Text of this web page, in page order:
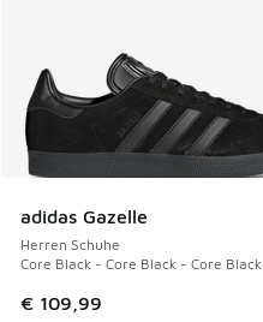
adidas Gazelle
Herren Schuhe
Core Black - Core Black - Core Black
€ 109,99